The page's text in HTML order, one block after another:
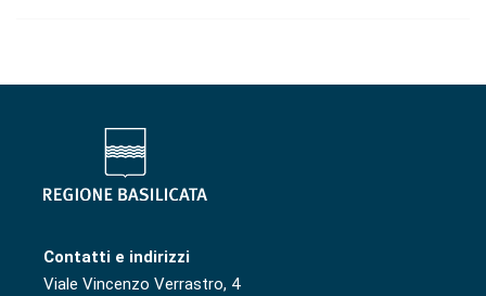
Contatti e indirizzi
Viale Vincenzo Verrastro, 4